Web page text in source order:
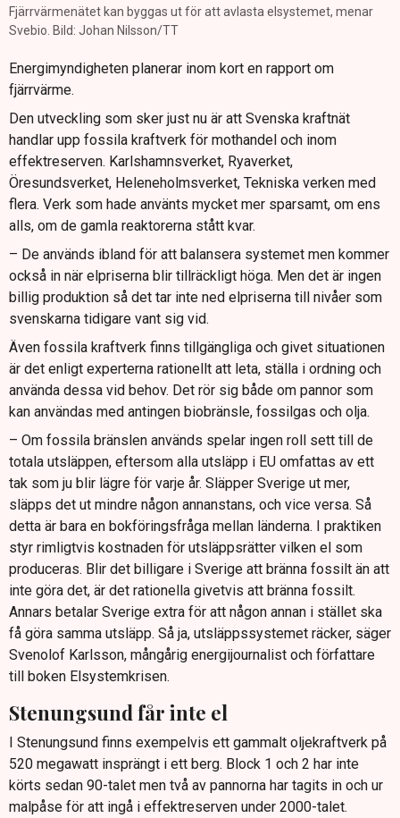
Fjärrvärmenätet kan byggas ut för att avlasta elsystemet, menar
Svebio. Bild: Johan Nilsson/TT
Energimyndigheten planerar inom kort en rapport om
fjärrvärme.
Den utveckling som sker just nu är att Svenska kraftnät
handlar upp fossila kraftverk för mothandel och inom
effektreserven. Karlshamnsverket, Ryaverket,
Öresundsverket, Heleneholmsverket, Tekniska verken med
flera. Verk som hade använts mycket mer sparsamt, om ens
alls, om de gamla reaktorerna stått kvar.
– De används ibland för att balansera systemet men kommer
också in när elpriserna blir tillräckligt höga. Men det är ingen
billig produktion så det tar inte ned elpriserna till nivåer som
svenskarna tidigare vant sig vid.
Även fossila kraftverk finns tillgängliga och givet situationen
är det enligt experterna rationellt att leta, ställa i ordning och
använda dessa vid behov. Det rör sig både om pannor som
kan användas med antingen biobränsle, fossilgas och olja.
– Om fossila bränslen används spelar ingen roll sett till de
totala utsläppen, eftersom alla utsläpp i EU omfattas av ett
tak som ju blir lägre för varje år. Släpper Sverige ut mer,
släpps det ut mindre någon annanstans, och vice versa. Så
detta är bara en bokföringsfråga mellan länderna. I praktiken
styr rimligtvis kostnaden för utsläppsrätter vilken el som
produceras. Blir det billigare i Sverige att bränna fossilt än att
inte göra det, är det rationella givetvis att bränna fossilt.
Annars betalar Sverige extra för att någon annan i stället ska
få göra samma utsläpp. Så ja, utsläppssystemet räcker, säger
Svenolof Karlsson, mångårig energijournalist och författare
till boken Elsystemkrisen.
Stenungsund får inte el
I Stenungsund finns exempelvis ett gammalt oljekraftverk på
520 megawatt insprängt i ett berg. Block 1 och 2 har inte
körts sedan 90-talet men två av pannorna har tagits in och ur
malpåse för att ingå i effektreserven under 2000-talet.